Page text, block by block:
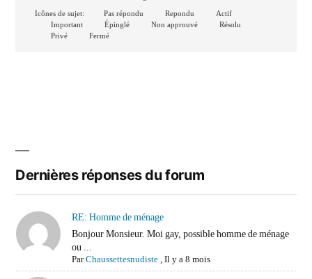
Icônes de sujet:
Pas répondu Repondu
Actif
Important
Épinglé Non approuvé
Résolu
Privé
Fermé
Dernières réponses du forum
RE: Homme de ménage
Bonjour Monsieur. Moi gay, possible homme de ménage
ou ...
ParChaussettesnudiste,Il y a 8 mois